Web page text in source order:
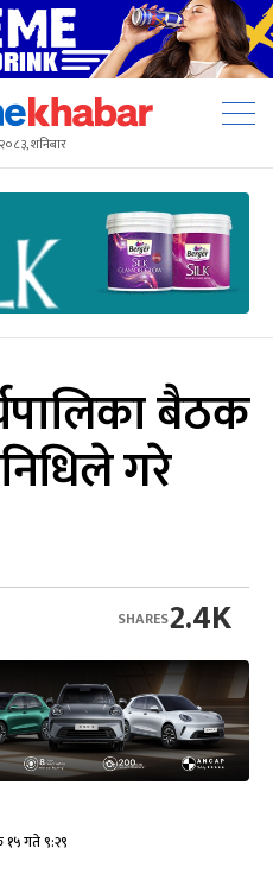
शनिबार
बैठक
गरे
2.4K
SHARES
१५ गते ९:२९